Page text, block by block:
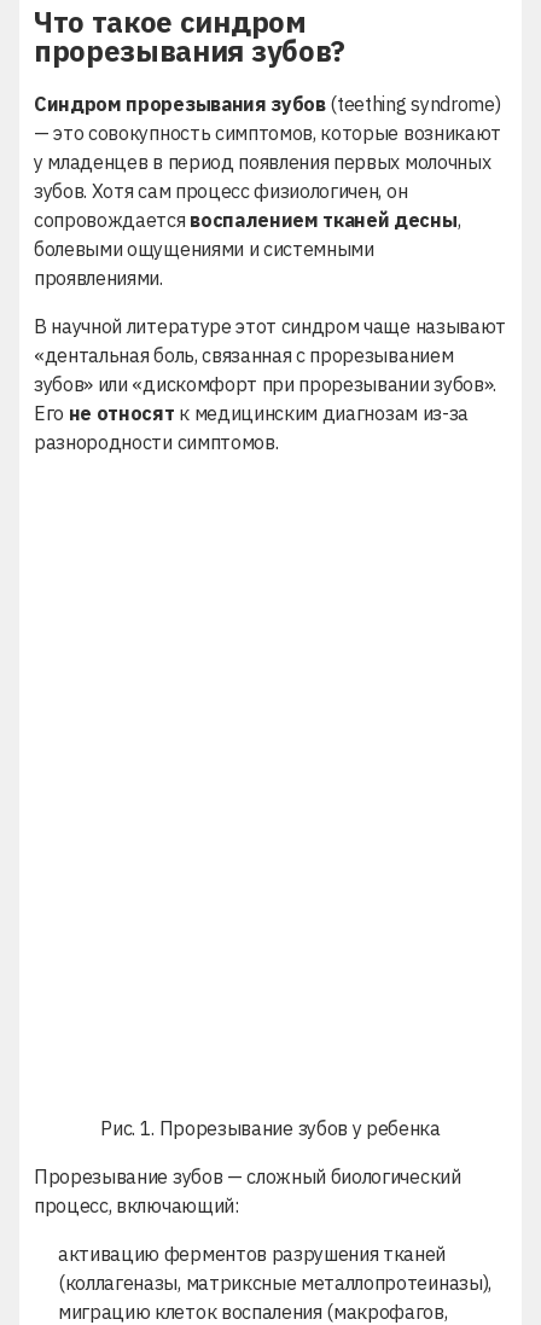
Что такое синдром
прорезывания зубов?
Синдром прорезывания зубов(teething syndrome)
— это совокупность симптомов, которые возникают
у младенцев в период появления первых молочных
зубов. Хотя сам процесс физиологичен, он
сопровождается воспалением тканей десны,
болевыми ощущениями и системными
проявлениями.
В научной литературе этот синдром чаще называют
«дентальная боль, связанная с прорезыванием
зубов» или «дискомфорт при прорезывании зубов».
Его не относят к медицинским диагнозам из-за
разнородности симптомов.
Рис. 1. Прорезывание зубов у ребенка
Прорезывание зубов — сложный биологический
процесс, включающий:
активацию ферментов разрушения тканей
(коллагеназы, матриксные металлопротеиназы),
миграцию клеток воспаления (макрофагов,